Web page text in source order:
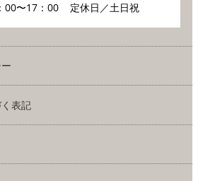
00〜17：00 定休日／土日祝
表記